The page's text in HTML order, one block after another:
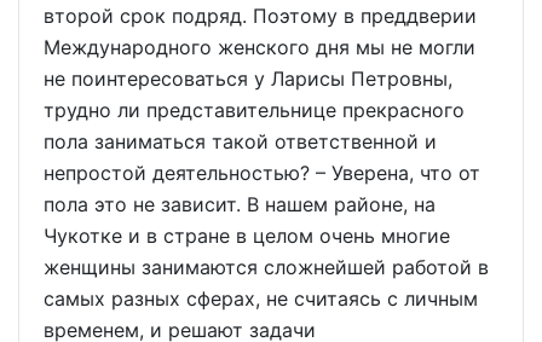
второй срок подряд. Поэтому в преддверии
Международного женского дня мы не могли
не поинтересоваться у Ларисы Петровны,
трудно ли представительнице прекрасного
пола заниматься такой ответственной и
непростой деятельностью? – Уверена, что от
пола это не зависит. В нашем районе, на
Чукотке и в стране в целом очень многие
женщины занимаются сложнейшей работой в
самых разных сферах, не считаясь с личным
временем, и решают задачи